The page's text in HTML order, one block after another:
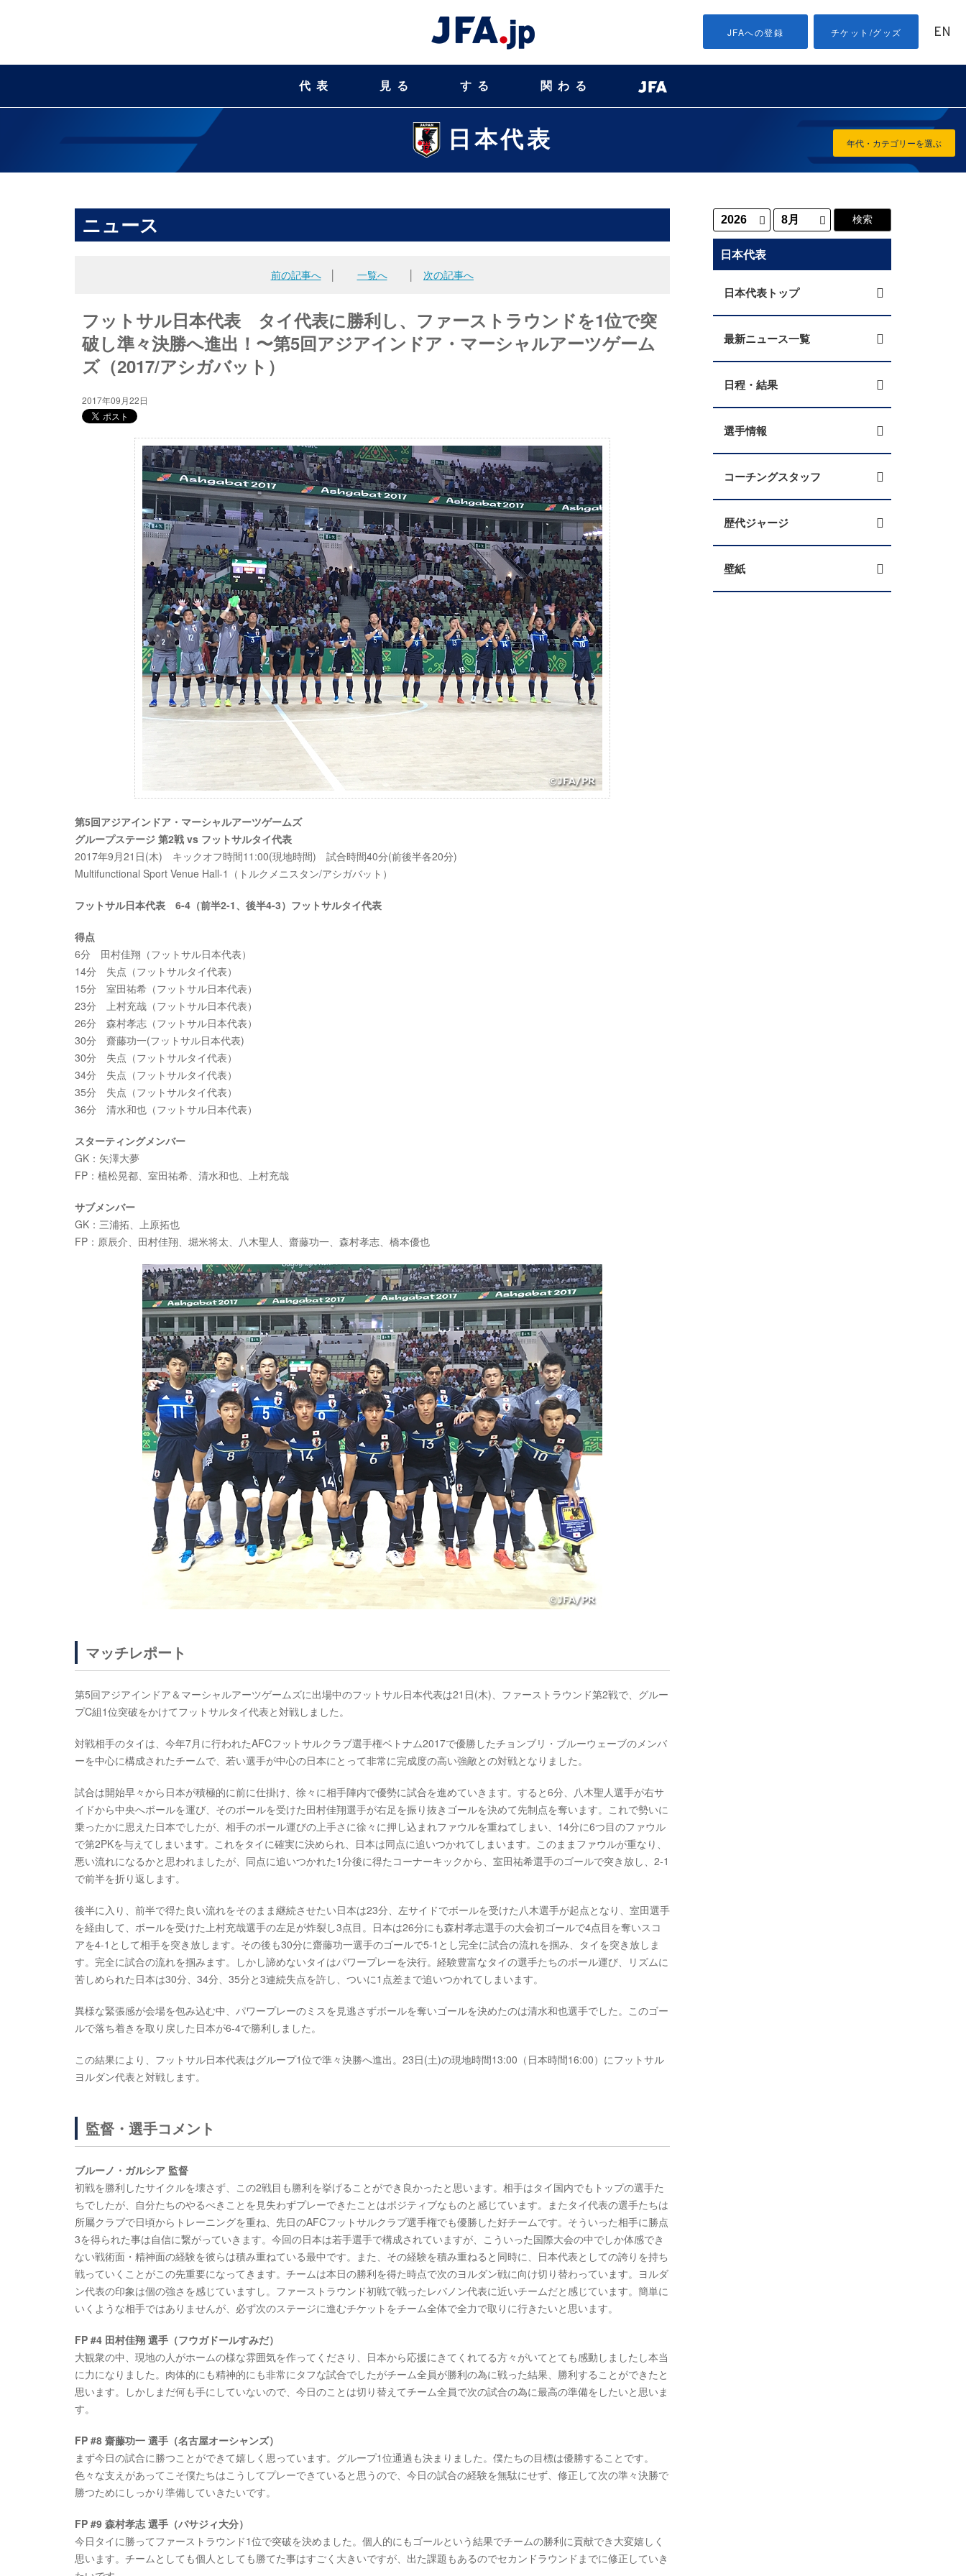
JFAへの登録 チケット/グッズ EN
代表 見る する 関わる
日本代表 年代・カテゴリーを選ぶ
ニュース
前の記事へ│ 一覧へ 次の記事へ
フットサル日本代表 タイ代表に勝利し、ファーストラウンドを1位で突
破し準々決勝へ進出！〜第5回アジアインドア・マーシャルアーツゲーム
ズ（2017/アシガバット）
2017年09月22日
第5回アジアインドア・マーシャルアーツゲームズ
グループステージ 第2戦 vs フットサルタイ代表
2017年9月21日(木) キックオフ時間11:00(現地時間) 試合時間40分(前後半各20分)
Multifunctional Sport Venue Hall-1（トルクメニスタン/アシガバット）
フットサル日本代表 6-4（前半2-1、後半4-3）フットサルタイ代表
得点
6分 田村佳翔（フットサル日本代表）
14分 失点（フットサルタイ代表）
15分 室田祐希（フットサル日本代表）
23分 上村充哉（フットサル日本代表）
26分 森村孝志（フットサル日本代表）
30分 齋藤功一(フットサル日本代表)
30分 失点（フットサルタイ代表）
34分 失点（フットサルタイ代表）
35分 失点（フットサルタイ代表）
36分 清水和也（フットサル日本代表）
スターティングメンバー
GK：矢澤大夢
FP：植松晃都、室田祐希、清水和也、上村充哉
サブメンバー
GK：三浦拓、上原拓也
FP：原辰介、田村佳翔、堀米将太、八木聖人、齋藤功一、森村孝志、橋本優也
マッチレポート
第5回アジアインドア＆マーシャルアーツゲームズに出場中のフットサル日本代表は21日(木)、ファーストラウンド第2戦で、グルー
プC組1位突破をかけてフットサルタイ代表と対戦しました。
対戦相手のタイは、今年7月に行われたAFCフットサルクラブ選手権ベトナム2017で優勝したチョンブリ・ブルーウェーブのメンバ
ーを中心に構成されたチームで、若い選手が中心の日本にとって非常に完成度の高い強敵との対戦となりました。
試合は開始早々から日本が積極的に前に仕掛け、徐々に相手陣内で優勢に試合を進めていきます。すると6分、八木聖人選手が右サ
イドから中央へボールを運び、そのボールを受けた田村佳翔選手が右足を振り抜きゴールを決めて先制点を奪います。これで勢いに
乗ったかに思えた日本でしたが、相手のボール運びの上手さに徐々に押し込まれファウルを重ねてしまい、14分に6つ目のファウル
で第2PKを与えてしまいます。これをタイに確実に決められ、日本は同点に追いつかれてしまいます。このままファウルが重なり、
悪い流れになるかと思われましたが、同点に追いつかれた1分後に得たコーナーキックから、室田祐希選手のゴールで突き放し、2-1
で前半を折り返します。
後半に入り、前半で得た良い流れをそのまま継続させたい日本は23分、左サイドでボールを受けた八木選手が起点となり、室田選手
を経由して、ボールを受けた上村充哉選手の左足が炸裂し3点目。日本は26分にも森村孝志選手の大会初ゴールで4点目を奪いスコ
アを4-1として相手を突き放します。その後も30分に齋藤功一選手のゴールで5-1とし完全に試合の流れを掴み、タイを突き放しま
す。完全に試合の流れを掴みます。しかし諦めないタイはパワープレーを決行。経験豊富なタイの選手たちのボール運び、リズムに
苦しめられた日本は30分、34分、35分と3連続失点を許し、ついに1点差まで追いつかれてしまいます。
異様な緊張感が会場を包み込む中、パワープレーのミスを見逃さずボールを奪いゴールを決めたのは清水和也選手でした。このゴー
ルで落ち着きを取り戻した日本が6-4で勝利しました。
この結果により、フットサル日本代表はグループ1位で準々決勝へ進出。23日(土)の現地時間13:00（日本時間16:00）にフットサル
ヨルダン代表と対戦します。
監督・選手コメント
ブルーノ・ガルシア 監督
初戦を勝利したサイクルを壊さず、この2戦目も勝利を挙げることができ良かったと思います。相手はタイ国内でもトップの選手た
ちでしたが、自分たちのやるべきことを見失わずプレーできたことはポジティブなものと感じています。またタイ代表の選手たちは
所屬クラブで日頃からトレーニングを重ね、先日のAFCフットサルクラブ選手権でも優勝した好チームです。そういった相手に勝点
3を得られた事は自信に繋がっていきます。今回の日本は若手選手で構成されていますが、こういった国際大会の中でしか体感でき
ない戦術面・精神面の経験を彼らは積み重ねている最中です。また、その経験を積み重ねると同時に、日本代表としての誇りを持ち
戦っていくことがこの先重要になってきます。チームは本日の勝利を得た時点で次のヨルダン戦に向け切り替わっています。ヨルダ
ン代表の印象は個の強さを感じていますし。ファーストラウンド初戦で戦ったレバノン代表に近いチームだと感じています。簡単に
いくような相手ではありませんが、必ず次のステージに進むチケットをチーム全体で全力で取りに行きたいと思います。
FP #4 田村佳翔 選手（フウガドールすみだ）
大観衆の中、現地の人がホームの様な雰囲気を作ってくださり、日本から応援にきてくれてる方々がいてとても感動しましたし本当
に力になりました。肉体的にも精神的にも非常にタフな試合でしたがチーム全員が勝利の為に戦った結果、勝利することができたと
思います。しかしまだ何も手にしていないので、今日のことは切り替えてチーム全員で次の試合の為に最高の準備をしたいと思いま
す。
FP #8 齋藤功一 選手（名古屋オーシャンズ）
まず今日の試合に勝つことができて嬉しく思っています。グループ1位通過も決まりました。僕たちの目標は優勝することです。
色々な支えがあってこそ僕たちはこうしてプレーできていると思うので、今日の試合の経験を無駄にせず、修正して次の準々決勝で
勝つためにしっかり準備していきたいです。
FP #9 森村孝志 選手（バサジィ大分）
今日タイに勝ってファーストラウンド1位で突破を決めました。個人的にもゴールという結果でチームの勝利に貢献でき大変嬉しく
思います。チームとしても個人としても勝てた事はすごく大きいですが、出た課題もあるのでセカンドラウンドまでに修正していき
日本代表
日本代表トップ
最新ニュース一覧
日程・結果
選手情報
コーチングスタッフ
歴代ジャージ
壁紙